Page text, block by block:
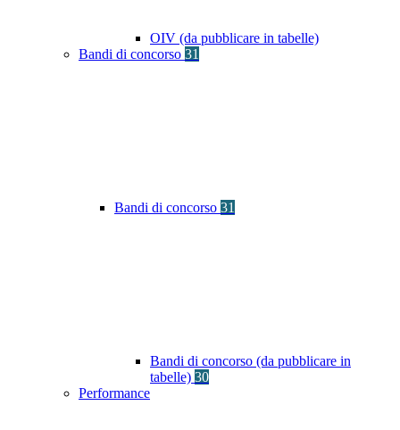
OIV (da pubblicare in tabelle)
Bandi di concorso 31
Bandi di concorso 31
Bandi di concorso (da pubblicare in
tabelle) 30
Performance